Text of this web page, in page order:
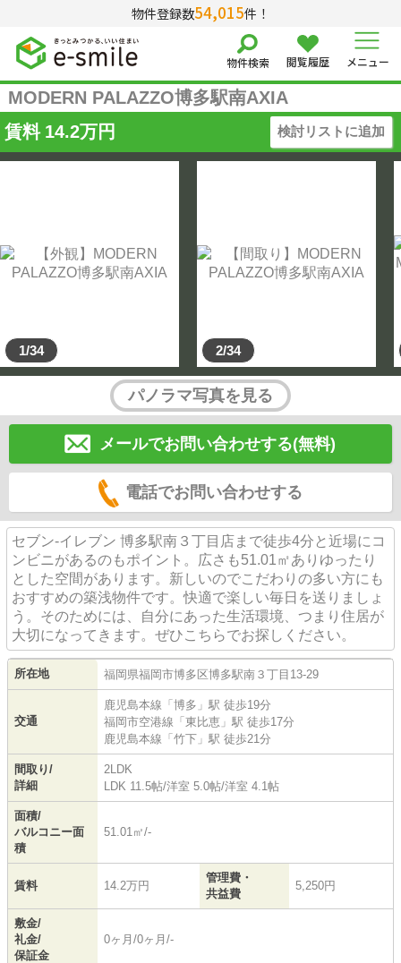
物件登録数54,015件！
物件検索 閲覧履歴 メニュー
MODERN PALAZZO博多駅南AXIA
賃料 14.2万円 検討リストに追加
1/34 2/34
パノラマ写真を見る
メールでお問い合わせする(無料)
電話でお問い合わせする
セブン‐イレブン 博多駅南３丁目店まで徒歩4分と近場にコ
ンビニがあるのもポイント。広さも51.01㎡ありゆったり
とした空間があります。新しいのでこだわりの多い方にも
おすすめの築浅物件です。快適で楽しい毎日を送りましょ
う。そのためには、自分にあった生活環境、つまり住居が
大切になってきます。ぜひこちらでお探しください。
所在地 福岡県福岡市博多区博多駅南 ３丁目13-29
交通
鹿児島本線 「博多 」駅 徒歩19分
福岡市空港線 「東比恵 」駅 徒歩17分
鹿児島本線 「竹下 」駅 徒歩21分
間取り/
詳細
2LDK
LDK 11.5帖/洋室 5.0帖/洋室 4.1帖
面積/
バルコニー面
積
51.01㎡/-
賃料 14.2万円
管理費・
共益費
5,250円
敷金/
礼金/
保証金
0ヶ月/0ヶ月/-